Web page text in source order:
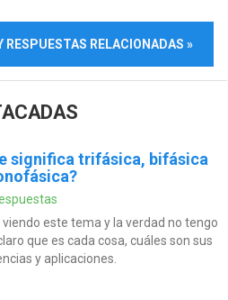
RESPUESTAS RELACIONADAS »
significa trifásica, bifásica
viendo este tema y la verdad no tengo
que es cada cosa, cuáles son sus
y aplicaciones.